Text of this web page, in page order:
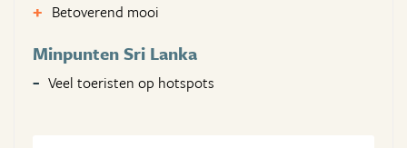
Betoverend mooi
Minpunten Sri Lanka
Veel toeristen op hotspots